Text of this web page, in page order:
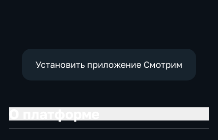
Установить приложение Смотрим